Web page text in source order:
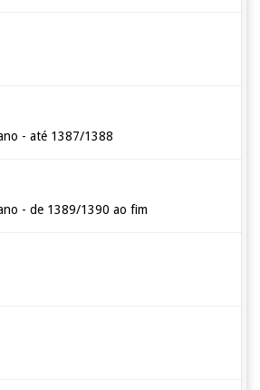
- até 1387/1388
- de 1389/1390 ao fim